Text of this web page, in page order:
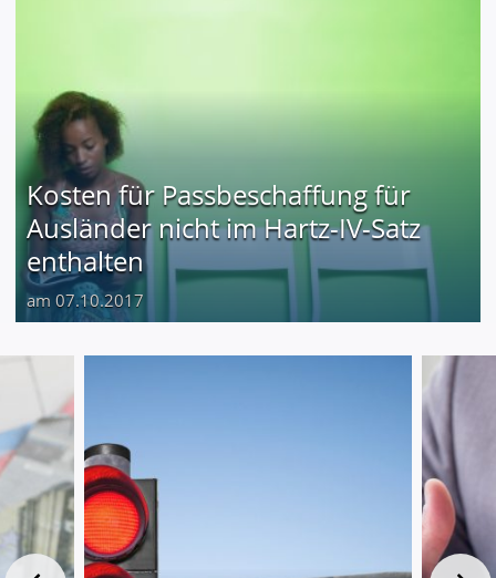
Kosten für Passbeschaffung für
Ausländer nicht im Hartz-IV-Satz
enthalten
am 07.10.2017